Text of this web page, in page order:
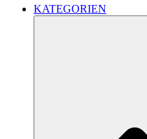
KATEGORIEN